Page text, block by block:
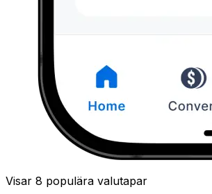
Visar 8 populära valutapar